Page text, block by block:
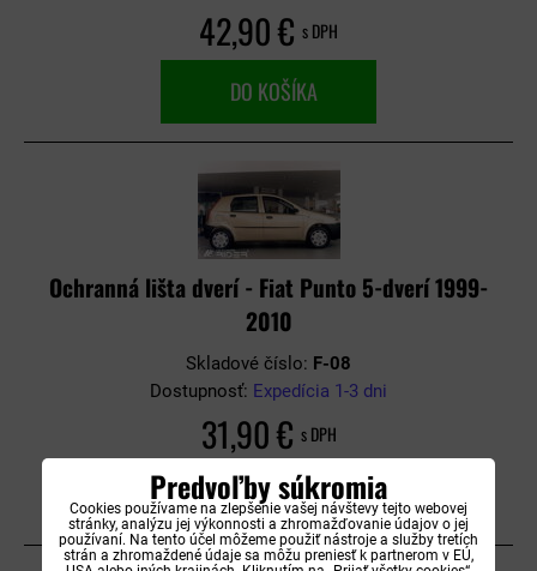
42,90 € s DPH
DO KOŠÍKA
Ochranná lišta dverí - Fiat Punto 5-dverí 1999-
2010
Skladové číslo: F-08
Dostupnosť: Expedícia 1-3 dni
31,90 € s DPH
DO KOŠÍKA
Predvoľby súkromia
Cookies používame na zlepšenie vašej návštevy tejto webovej
stránky, analýzu jej výkonnosti a zhromažďovanie údajov o jej
používaní. Na tento účel môžeme použiť nástroje a služby tretích
strán a zhromaždené údaje sa môžu preniesť k partnerom v EÚ,